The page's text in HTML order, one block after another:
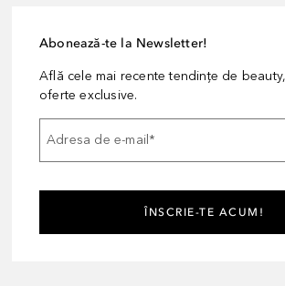
Abonează-te la Newsletter!
Află cele mai recente tendințe de
oferte exclusive.
Adresa de e-mail*
ÎNSCRIE-TE ACUM!